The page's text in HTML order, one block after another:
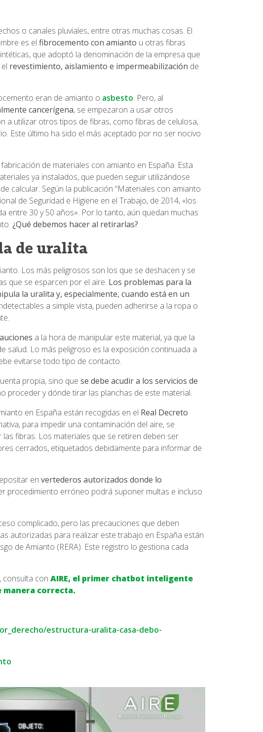
o canales pluviales, entre otras muchas cosas. El
es el fibrocemento con amianto u otras fibras
que adoptó la denominación de la empresa que
revestimiento, aislamiento e impermeabilización de
eran de amianto o asbesto. Pero, al
cancerígena, se empezaron a usar otros
a utilizar otros tipos de fibras, como fibras de celulosa,
Este último ha sido el más aceptado por no ser nocivo
de materiales con amianto en España. Esta
ya instalados, que pueden seguir utilizándose
calcular. Según la publicación “Materiales con amianto
de Seguridad e Higiene en el Trabajo, de 2014, «los
entre 30 y 50 años». Por lo tanto, aún quedan muchas
¿Qué debemos hacer al retirarlas?
de uralita
Los más peligrosos son los que se deshacen y se
que se esparcen por el aire. Los problemas para la
la uralita y, especialmente, cuando está en un
a simple vista, pueden adherirse a la ropa o
a la hora de manipular este material, ya que la
salud. Lo más peligroso es la exposición continuada a
evitarse todo tipo de contacto.
propia, sino que se debe acudir a los servicios de
proceder y dónde tirar las planchas de este material.
en España están recogidas en el Real Decreto
para impedir una contaminación del aire, se
fibras. Los materiales que se retiren deben ser
cerrados, etiquetados debidamente para informar de
en vertederos autorizados donde lo
procedimiento erróneo podrá suponer multas e incluso
complicado, pero las precauciones que deben
autorizadas para realizar este trabajo en España están
de Amianto (RERA). Este registro lo gestiona cada
consulta con AIRE, el primer chatbot inteligente
manera correcta.
estructura-uralita-casa-debo-